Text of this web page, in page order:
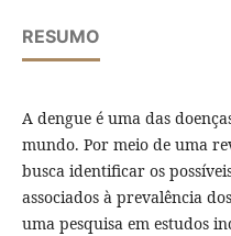
RESUMO
A dengue é uma das
mundo. Por meio de uma
busca identificar os
associados à prevalência
uma pesquisa em estudos